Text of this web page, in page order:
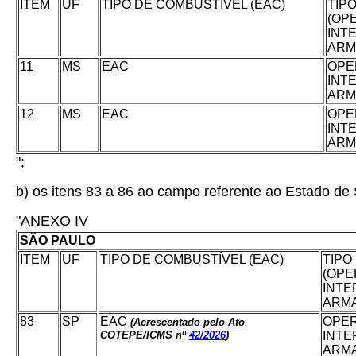
ITEM UF TIPO DE COMBUSTÍVEL (EAC)
11
MS EAC
12
MS EAC
";
b) os itens 83 a 86 ao campo referente ao Estado de
"ANEXO IV
SÃO PAULO
ITEM
UF TIPO DE COMBUSTÍVEL (EAC)
TIPO
83
SP EAC (Acrescentado pelo Ato
COTEPE/ICMS nº 42/2026)